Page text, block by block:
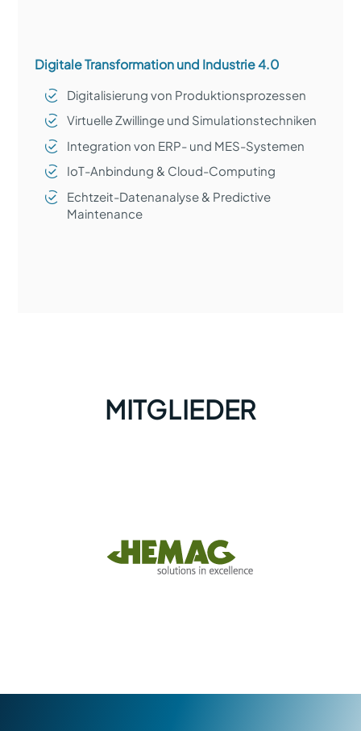
Digitale Transformation und Industrie 4.0
Digitalisierung von Produktionsprozessen
Virtuelle Zwillinge und Simulationstechniken
Integration von ERP- und MES-Systemen
IoT-Anbindung & Cloud-Computing
Echtzeit-Datenanalyse & Predictive
Maintenance
MITGLIEDER